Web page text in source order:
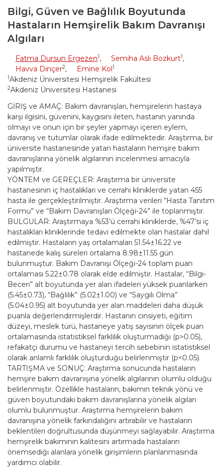
Bilgi, Güven ve Bağlılık Boyutunda
Hastaların Hemşirelik Bakım Davranışı
Algıları
Fatma Dursun Ergezen1, Semiha Aslı Bozkurt1,
Havva Dinçer2, Emine Kol1
1Akdeniz Üniversitesi Hemşirelik Fakültesi
2Akdeniz Üniversitesi Hastanesi
GİRİŞ ve AMAÇ: Bakım davranışları, hemşirelerin hastaya
karşı ilgisini, güvenini, kaygısını ileten, hastanın yanında
olmayı ve onun için bir şeyler yapmayı içeren eylem,
davranış ve tutumlar olarak ifade edilmektedir. Araştırma, bir
üniversite hastanesinde yatan hastaların hemşire bakım
davranışlarına yönelik algılarının incelenmesi amacıyla
yapılmıştır.
YÖNTEM ve GEREÇLER: Araştırma bir üniversite
hastanesinin iç hastalıkları ve cerrahi kliniklerde yatan 455
hasta ile gerçekleştirilmiştir. Araştırma verileri “Hasta Tanıtım
Formu” ve “Bakım Davranışları Ölçeği-24” ile toplanmıştır.
BULGULAR: Araştırmaya %53’ü cerrahi kliniklerde, %47’si iç
hastalıkları kliniklerinde tedavi edilmekte olan hastalar dahil
edilmiştir. Hastaların yaş ortalamaları 51.54±16.22 ve
hastanede kalış süreleri ortalama 8.98±11.55 gün
bulunmuştur. Bakım Davranışı Ölçeği-24 toplam puan
ortalaması 5.22±0.78 olarak elde edilmiştir. Hastalar, “Bilgi-
Beceri” alt boyutunda yer alan ifadeleri yüksek puanlarken
(5.45±0.73), “Bağlılık” (5.02±1.00) ve “Saygılı Olma”
(5.04±0.95) alt boyutunda yer alan maddeleri daha düşük
puanla değerlendirmişlerdir. Hastanın cinsiyeti, eğitim
düzeyi, meslek türü, hastaneye yatış sayısının ölçek puan
ortalamasında istatistiksel farklılık oluşturmadığı (p>0.05),
refakatçi durumu ve hastaneyi tercih sebebinin istatistiksel
olarak anlamlı farklılık oluşturduğu belirlenmiştir (p<0.05).
TARTIŞMA ve SONUÇ: Araştırma sonucunda hastaların
hemşire bakım davranışına yönelik algılarının olumlu olduğu
belirlenmiştir. Özellikle hastaların, bakımın teknik yönü ve
güven boyutundaki bakım davranışlarına yönelik algıları
olumlu bulunmuştur. Araştırma hemşirelerin bakım
davranışına yönelik farkındalığını artırabilir ve hastaların
beklentileri doğrultusunda düşünmeyi sağlayabilir. Araştırma
hemşirelik bakımının kalitesini artırmada hastaların
önemsediği alanlara yönelik girişimlerin planlanmasında
yardımcı olabilir.